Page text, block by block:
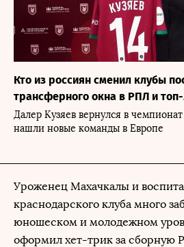
Кто из россиян сменил клубы
трансферного окна в РПЛ и топ-
Далер Кузяев вернулся в
нашли новые команды в Европе
Уроженец Махачкалы и
краснодарского клуба много
юношеском и молодежном
оформил хет-трик за сборную